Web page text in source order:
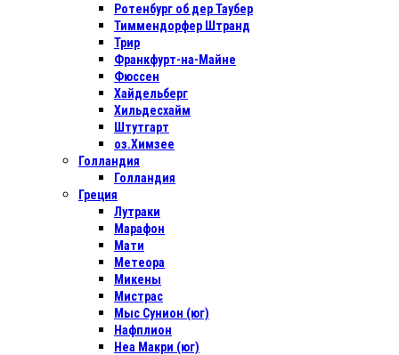
Ротенбург об дер Таубер
Тиммендорфер Штранд
Трир
Франкфурт-на-Майне
Фюссен
Хайдельберг
Хильдесхайм
Штутгарт
оз.Химзее
Голландия
Голландия
Греция
Лутраки
Марафон
Мати
Метеора
Микены
Мистрас
Мыс Сунион (юг)
Нафплион
Неа Макри (юг)